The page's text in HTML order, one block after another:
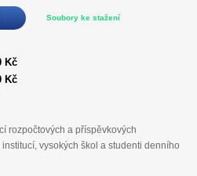
Soubory ke stažení
Kč
Kč
rozpočtových a příspěvkových
vysokých škol a studenti denního